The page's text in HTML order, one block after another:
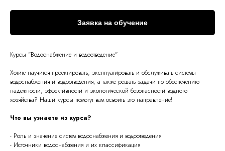
Заявка на обучение
Курсы "Водоснабжение и водоотведение"
Хотите научится проектировать, эксплуатировать и обслуживать системы
водоснабжения и водоотведения, а также решать задачи по обеспечению
надежности, эффективности и экологической безопасности водного
хозяйства? Наши курсы помогут вам освоить это направление!
Что вы узнаете из курса?
- Роль и значение систем водоснабжения и водоотведения
- Источники водоснабжения и их классификация